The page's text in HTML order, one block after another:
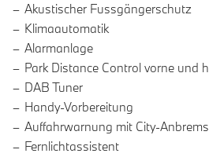
Akustischer Fussgängerschutz
Klimaautomatik
Alarmanlage
Park Distance Control vorne und
DAB Tuner
Handy-Vorbereitung
Auffahrwarnung mit City-
Fernlichtassistent